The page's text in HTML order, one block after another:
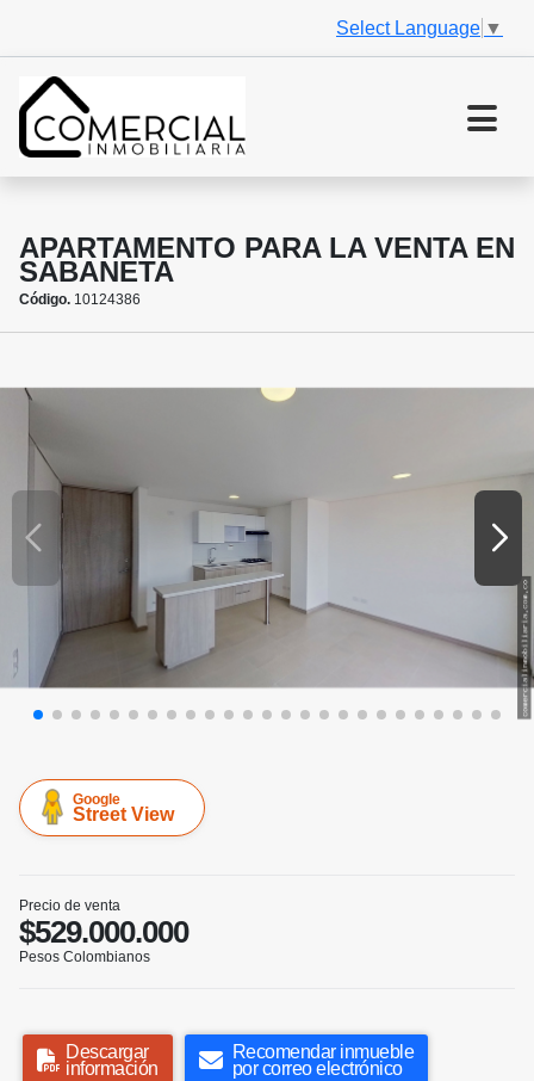
Select Language ▼
APARTAMENTO PARA LA VENTA EN
SABANETA
Código. 10124386
Google
Street View
Precio de venta
$529.000.000
Pesos Colombianos
Descargar
información
Recomendar inmueble
por correo electrónico